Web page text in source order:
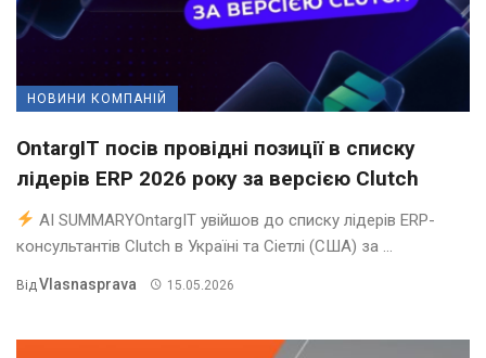
НОВИНИ КОМПАНІЙ
OntargIT посів провідні позиції в списку
лідерів ERP 2026 року за версією Clutch
AI SUMMARYOntargIT увійшов до списку лідерів ERP-
консультантів Clutch в Україні та Сіетлі (США) за ...
Від Vlasnasprava 15.05.2026